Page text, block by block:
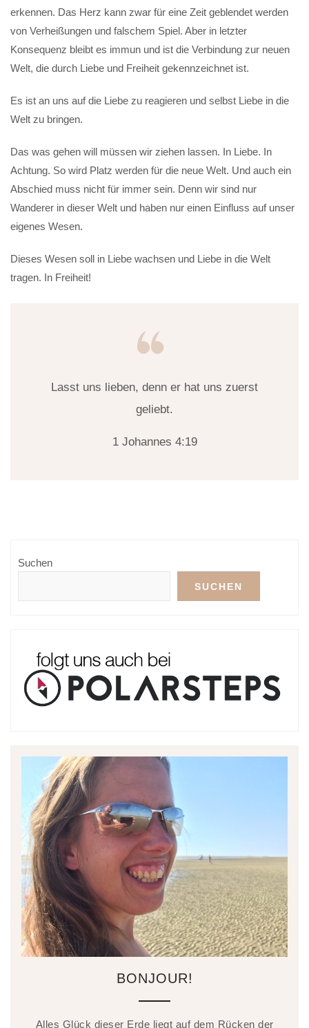
erkennen. Das Herz kann zwar für eine Zeit geblendet werden
von Verheißungen und falschem Spiel. Aber in letzter
Konsequenz bleibt es immun und ist die Verbindung zur neuen
Welt, die durch Liebe und Freiheit gekennzeichnet ist.
Es ist an uns auf die Liebe zu reagieren und selbst Liebe in die
Welt zu bringen.
Das was gehen will müssen wir ziehen lassen. In Liebe. In
Achtung. So wird Platz werden für die neue Welt. Und auch ein
Abschied muss nicht für immer sein. Denn wir sind nur
Wanderer in dieser Welt und haben nur einen Einfluss auf unser
eigenes Wesen.
Dieses Wesen soll in Liebe wachsen und Liebe in die Welt
tragen. In Freiheit!
Lasst uns lieben, denn er hat uns zuerst
geliebt.
1 Johannes 4:19
Suchen
SUCHEN
BONJOUR!
Alles Glück dieser Erde liegt auf dem Rücken der